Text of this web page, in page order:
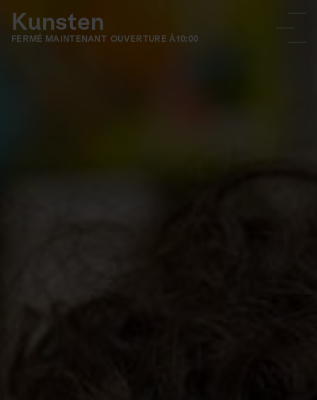
Kunsten
FERMÉ MAINTENANT OUVERTURE À10:00